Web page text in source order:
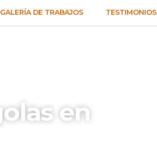
GALERÍA DE TRABAJOS TESTIMONIOS
en